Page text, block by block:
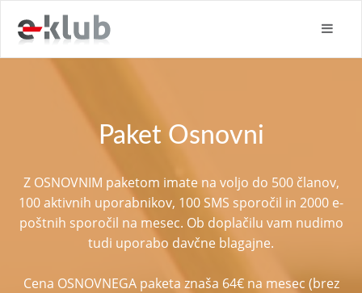
Paket Osnovni
Z OSNOVNIM paketom imate na voljo do 500 članov,
100 aktivnih uporabnikov, 100 SMS sporočil in 2000 e-
poštnih sporočil na mesec. Ob doplačilu vam nudimo
tudi uporabo davčne blagajne.
Cena OSNOVNEGA paketa znaša 64€ na mesec (brez